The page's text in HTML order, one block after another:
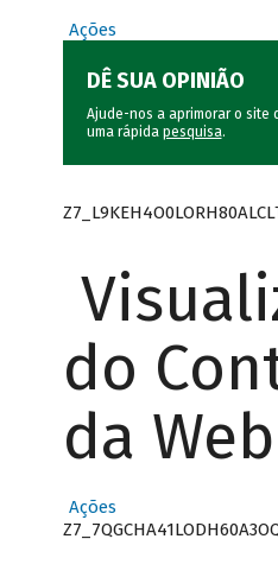
Ações
DÊ SUA OPINIÃO
Ajude-nos a aprimorar o site
uma rápida pesquisa.
do
da Web
Ações